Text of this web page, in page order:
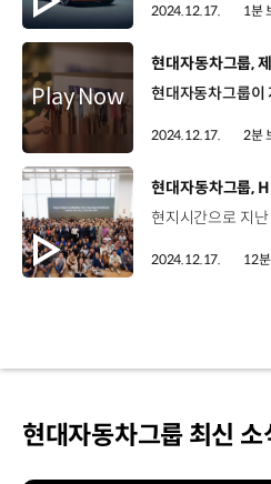
2024.12.17. 1분
[동영상]
2024.12.17. 2분
[동영상]
현대자동차그룹,
2024.12.17. 12분
현대자동차그룹 최신 소